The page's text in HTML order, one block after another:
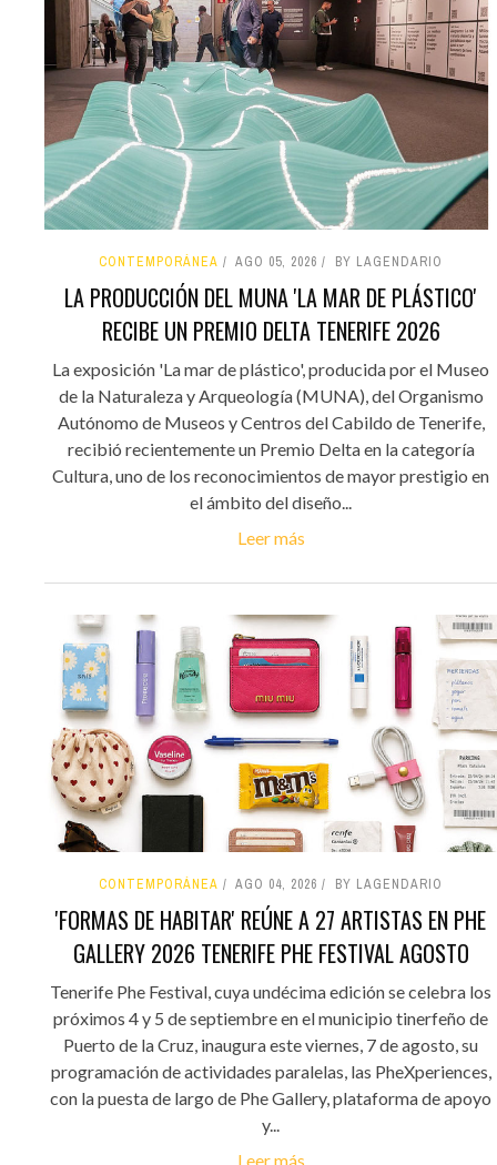
CONTEMPORÁNEA AGO 05, 2026 BY LAGENDARIO
LA PRODUCCIÓN DEL MUNA 'LA MAR DE PLÁSTICO'
RECIBE UN PREMIO DELTA TENERIFE 2026
La exposición 'La mar de plástico', producida por el Museo
de la Naturaleza y Arqueología (MUNA), del Organismo
Autónomo de Museos y Centros del Cabildo de Tenerife,
recibió recientemente un Premio Delta en la categoría
Cultura, uno de los reconocimientos de mayor prestigio en
el ámbito del diseño...
Leer más
CONTEMPORÁNEA AGO 04, 2026 BY LAGENDARIO
'FORMAS DE HABITAR' REÚNE A 27 ARTISTAS EN PHE
GALLERY 2026 TENERIFE PHE FESTIVAL AGOSTO
Tenerife Phe Festival, cuya undécima edición se celebra los
próximos 4 y 5 de septiembre en el municipio tinerfeño de
Puerto de la Cruz, inaugura este viernes, 7 de agosto, su
programación de actividades paralelas, las PheXperiences,
con la puesta de largo de Phe Gallery, plataforma de apoyo
y...
Leer más